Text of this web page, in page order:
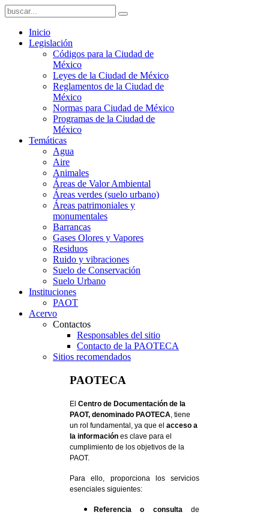
Inicio
Legislación
Códigos para la Ciudad de
México
Leyes de la Ciudad de México
Reglamentos de la Ciudad de
México
Normas para Ciudad de México
Programas de la Ciudad de
México
Temáticas
Agua
Aire
Animales
Áreas de Valor Ambiental
Áreas verdes (suelo urbano)
Áreas patrimoniales y
monumentales
Barrancas
Gases Olores y Vapores
Residuos
Ruido y vibraciones
Suelo de Conservación
Suelo Urbano
Instituciones
PAOT
Acervo
Contactos
Responsables del sitio
Contacto de la PAOTECA
Sitios recomendados
PAOTECA
El Centro de Documentación de la
PAOT, denominado PAOTECA, tiene
un rol fundamental, ya que el acceso a
la información es clave para el
cumplimiento de los objetivos de la
PAOT.
Para ello, proporciona los servicios
esenciales siguientes:
Referencia o consultade